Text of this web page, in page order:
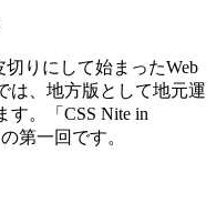
切りにして始まったWeb
は、地方版として地元運
。「CSS Nite in
第一回です。